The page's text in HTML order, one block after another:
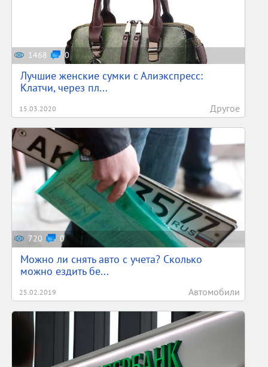
1468 0
Лучшие женские сумки с Алиэкспресс:
Клатчи, через пл...
15.03.2020 Другое
720 0
Можно ли снять авто с учета? Сколько
можно ездить бе...
25.02.2019 Автомобили